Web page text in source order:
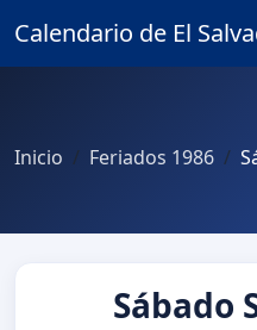
Calendario de El
Inicio Feriados 1986
Sábado